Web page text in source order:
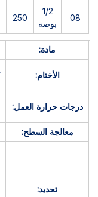
08
1/2
بوصة
250
مادة:
الأختام:
درجات حرارة العمل:
معالجة السطح:
تحديد: